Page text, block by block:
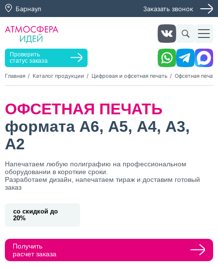
Барнаул Заказать звонок
Проверить
статус заказа
Главная Каталог продукции Цифровая и офсетная печать Офсетная печать
ОФСЕТНАЯ ПЕЧАТЬ
формата А6, А5, А4, А3,
А2
Напечатаем любую полиграфию на профессиональном
оборудовании в короткие сроки.
Разработаем дизайн, напечатаем тираж и доставим готовый
заказ
со скидкой до
20%
Получить
расчет заказа
Заказать услугу
Оставьте заявку, мы свяжемся с вами в ближайшее
Как с вами связаться?
Заказать звонок
обработку персональных данных и согласие с политикой
конфиденциальности
Нажимая на кнопку, я даю согласие на получение
информационных и рекламных рассылок
заявку